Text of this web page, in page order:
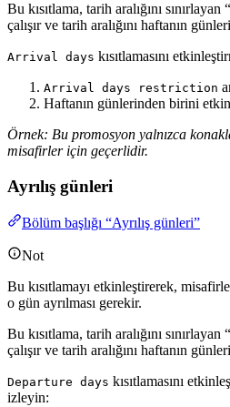
Bu kısıtlama, tarih aralığını
çalışır ve tarih aralığını haftanın
Arrival days kısıtlamasını
Arrival days restriction
Haftanın günlerinden birini
Örnek: Bu promosyon yalnızca
misafirler için geçerlidir.
Ayrılış günleri
Bölüm başlığı “Ayrılış günleri”
Not
Bu kısıtlamayı etkinleştirerek,
o gün ayrılması gerekir.
Bu kısıtlama, tarih aralığını
çalışır ve tarih aralığını haftanın
Departure days kısıtlamasını
izleyin: